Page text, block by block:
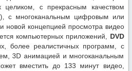
целиком, с прекрасным качеством
с многоканальным цифровым или
новой концепцией просмотра видео
компьютерных приложений, DVD
более реалистичных программ, с
3D анимацией и многоканальным
вместить до 133 минут видео,